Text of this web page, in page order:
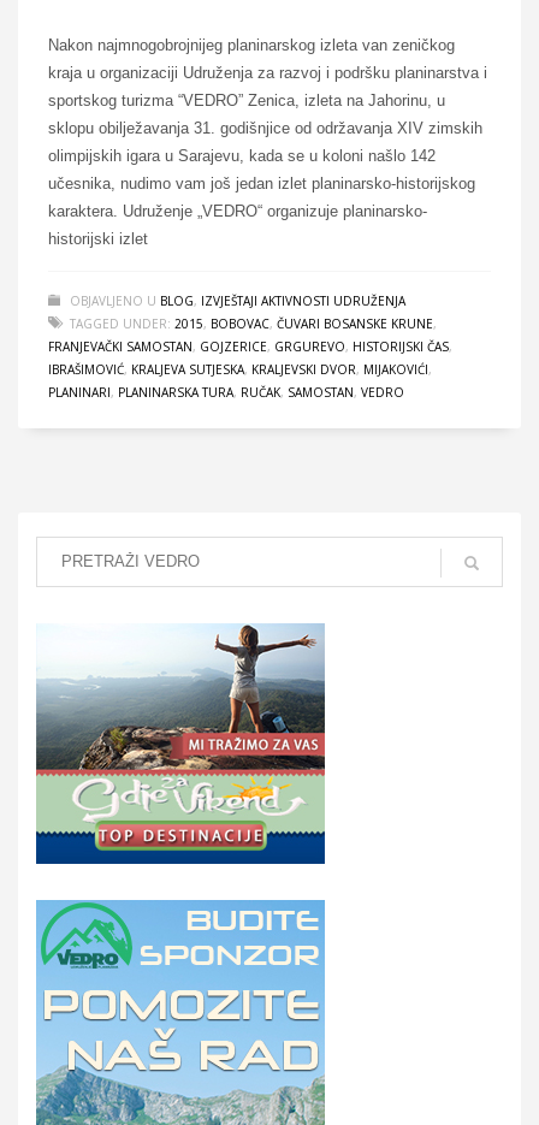
Nakon najmnogobrojnijeg planinarskog izleta van zeničkog
kraja u organizaciji Udruženja za razvoj i podršku planinarstva i
sportskog turizma “VEDRO” Zenica, izleta na Jahorinu, u
sklopu obilježavanja 31. godišnjice od održavanja XIV zimskih
olimpijskih igara u Sarajevu, kada se u koloni našlo 142
učesnika, nudimo vam još jedan izlet planinarsko-historijskog
karaktera. Udruženje „VEDRO“ organizuje planinarsko-
historijski izlet
OBJAVLJENO U BLOG, IZVJEŠTAJI AKTIVNOSTI UDRUŽENJA
TAGGED UNDER: 2015, BOBOVAC, ČUVARI BOSANSKE KRUNE,
FRANJEVAČKI SAMOSTAN, GOJZERICE, GRGUREVO, HISTORIJSKI ČAS,
IBRAŠIMOVIĆ, KRALJEVA SUTJESKA, KRALJEVSKI DVOR, MIJAKOVIĆI,
PLANINARI, PLANINARSKA TURA, RUČAK, SAMOSTAN, VEDRO